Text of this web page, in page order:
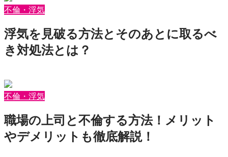
不倫・浮気
浮気を見破る方法とそのあとに取るべ
き対処法とは？
不倫・浮気
職場の上司と不倫する方法！メリット
やデメリットも徹底解説！